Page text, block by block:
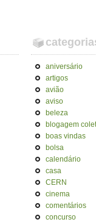
aniversário
artigos
avião
aviso
beleza
blogagem
boas vindas
bolsa
calendário
casa
CERN
cinema
comentários
concurso